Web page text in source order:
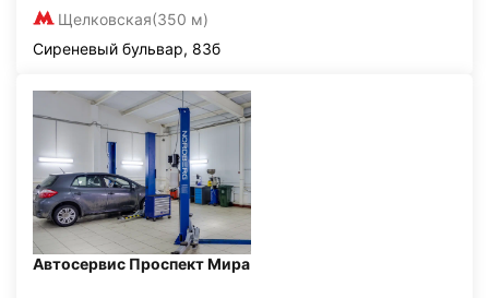
Щелковская(350 м)
Сиреневый бульвар, 83б
Автосервис Проспект Мира